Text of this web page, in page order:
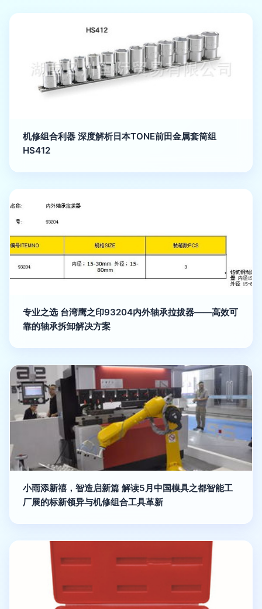
机修组合利器 深度解析日本TONE前田金属套筒组
HS412
专业之选 台湾鹰之印93204内外轴承拉拔器——高效可
靠的轴承拆卸解决方案
小雨添新禧，智造启新篇 解读5月中国模具之都智能工
厂展的标新领异与机修组合工具革新